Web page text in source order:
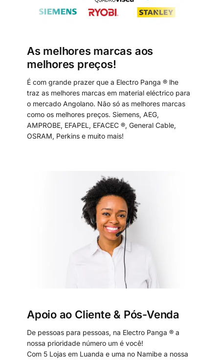
As melhores marcas aos
melhores preços!
É com grande prazer que a Electro Panga ® lhe
traz as melhores marcas em material eléctrico para
o mercado Angolano. Não só as melhores marcas
como os melhores preços. Siemens, AEG,
AMPROBE, EFAPEL, EFACEC ®, General Cable,
OSRAM, Perkins e muito mais!
Apoio ao Cliente & Pós-Venda
De pessoas para pessoas, na Electro Panga ® a
nossa prioridade número um é você!
Com 5 Lojas em Luanda e uma no Namibe a nossa